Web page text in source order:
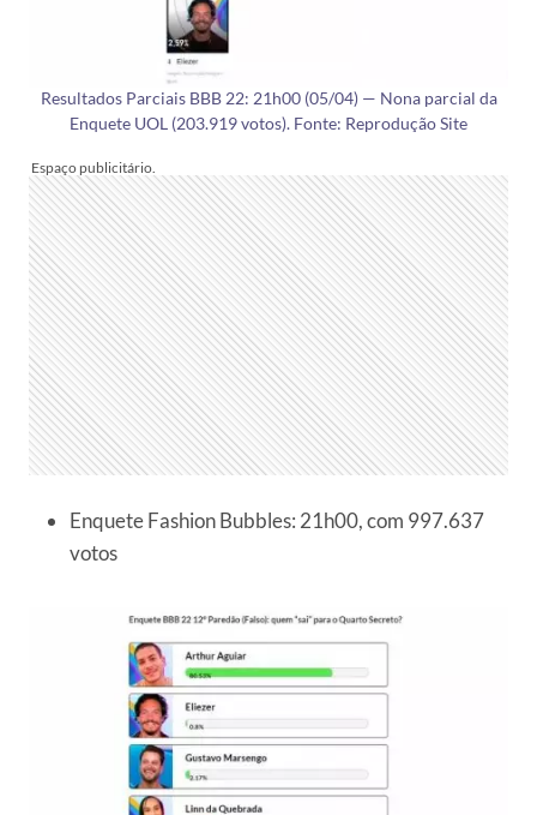
Resultados Parciais BBB 22: 21h00 (05/04) — Nona parcial da
Enquete UOL (203.919 votos). Fonte: Reprodução Site
Enquete Fashion Bubbles: 21h00, com 997.637
votos